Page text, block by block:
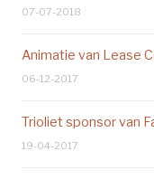
07-07-2018
Animatie van Lease
06-12-2017
Trioliet sponsor van
19-04-2017